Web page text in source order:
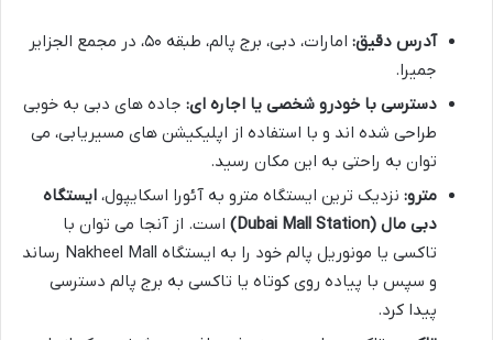
آدرس دقیق:
امارات، دبی، برج پالم، طبقه ۵۰، در مجمع الجزایر
جمیرا.
دسترسی با خودرو شخصی یا اجاره ای: جاده های دبی به خوبی
طراحی شده اند و با استفاده از اپلیکیشن های مسیریابی، می
توان به راحتی به این مکان رسید.
مترو: نزدیک ترین ایستگاه مترو به آئورا اسکایپول، ایستگاه
دبی مال (Dubai Mall Station)
است. از آنجا می توان با
تاکسی یا مونوریل پالم خود را به ایستگاه Nakheel Mall رساند
و سپس با پیاده روی کوتاه یا تاکسی به برج پالم دسترسی
پیدا کرد.